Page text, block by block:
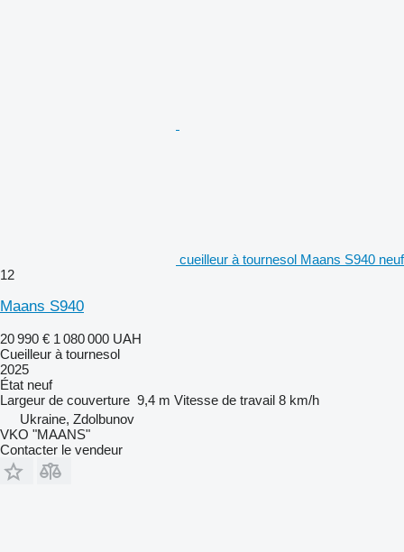
cueilleur à tournesol Maans S940 neuf
12
Maans S940
20 990 € 1 080 000 UAH
Cueilleur à tournesol
2025
État neuf
Largeur de couverture 9,4 m Vitesse de travail 8 km/h
Ukraine, Zdolbunov
VKO "MAANS"
Contacter le vendeur